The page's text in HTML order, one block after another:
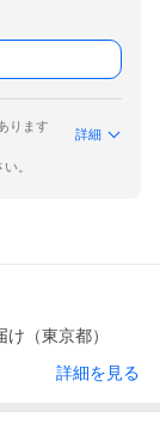
ります
詳細
。
け（東京都）
詳細を見る